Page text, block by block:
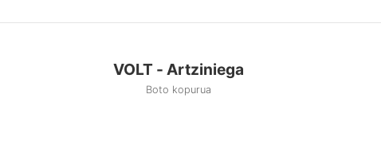
VOLT - Artziniega
Boto kopurua